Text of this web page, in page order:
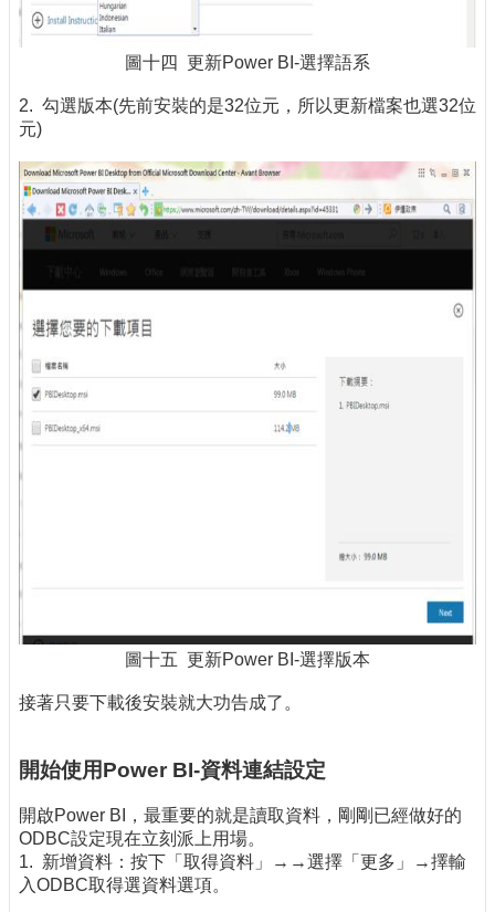
圖十四 更新Power BI-選擇語系
2. 勾選版本(先前安裝的是32位元，所以更新檔案也選32位
元)
圖十五 更新Power BI-選擇版本
接著只要下載後安裝就大功告成了。
開始使用Power BI-資料連結設定
開啟Power BI，最重要的就是讀取資料，剛剛已經做好的
ODBC設定現在立刻派上用場。
1. 新增資料：按下「取得資料」→→選擇「更多」→擇輸
入ODBC取得選資料選項。